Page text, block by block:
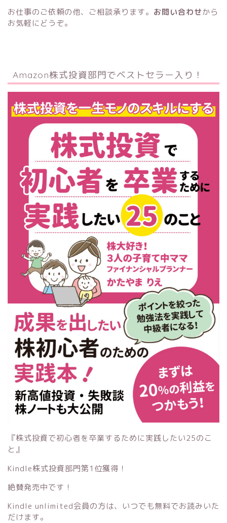
お仕事のご依頼の他、ご相談承ります。 お問い合わせから
お気軽にどうぞ。
Amazon株式投資部門でベストセラー入り！
『株式投資で初心者を卒業するために実践したい25のこ
と』
Kindle株式投資部門第1位獲得！
絶賛発売中です！
Kindle unlimited会員の方は、いつでも無料でお読みいた
だけます。